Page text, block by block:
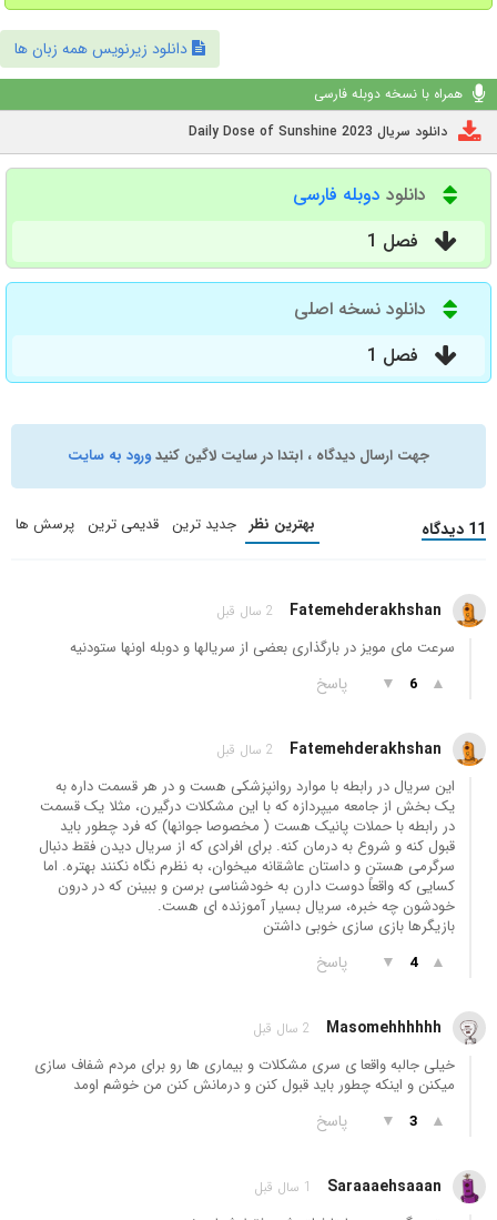
دانلود زیرنویس همه زبان ها
همراه با نسخه دوبله فارسی
دانلود سریال Daily Dose of Sunshine 2023
دانلود دوبله فارسی
فصل 1
دانلود نسخه اصلی
فصل 1
جهت ارسال دیدگاه ، ابتدا در سایت لاگین کنیدورود به سایت
11 دیدگاه بهترین نظر جدید ترین قدیمی ترین پرسش ها
Fatemehderakhshan 2 سال قبل
سرعت مای مویز در بارگذاری بعضی از سریالها و دوبله اونها ستودنیه
▲
6
▼ پاسخ
Fatemehderakhshan 2 سال قبل
این سریال در رابطه با موارد روانپزشکی هست و در هر قسمت داره به
یک بخش از جامعه میپردازه که با این مشکلات درگیرن، مثلا یک قسمت
در رابطه با حملات پانیک هست ( مخصوصا جوانها) که فرد چطور باید
قبول کنه و شروع به درمان کنه. برای افرادی که از سریال دیدن فقط دنبال
سرگرمی هستن و داستان عاشقانه میخوان، به نظرم نگاه نکنند بهتره. اما
کسایی که واقعاً دوست دارن به خودشناسی برسن و ببینن که در درون
خودشون چه خبره، سریال بسیار آموزنده ای هست.
بازیگرها بازی سازی خوبی داشتن
▲
4
▼ پاسخ
Masomehhhhhh 2 سال قبل
خیلی جالبه واقعا ی سری مشکلات و بیماری ها رو برای مردم شفاف سازی
میکنن و اینکه چطور باید قبول کنن و درمانش کنن من خوشم اومد
▲
3
▼ پاسخ
Saraaaehsaaan 1 سال قبل